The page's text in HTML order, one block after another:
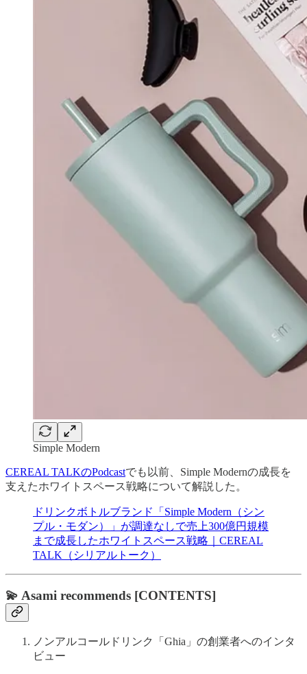
Simple Modern
CEREAL TALKのPodcastでも以前、Simple Modernの成長を
支えたホワイトスペース戦略について解説した。
ドリンクボトルブランド「Simple Modern（シン
プル・モダン）」が調達なしで売上300億円規模
まで成長したホワイトスペース戦略｜CEREAL
TALK（シリアルトーク）
💫 Asami recommends [CONTENTS]
ノンアルコールドリンク「Ghia」の創業者へのインタ
ビュー